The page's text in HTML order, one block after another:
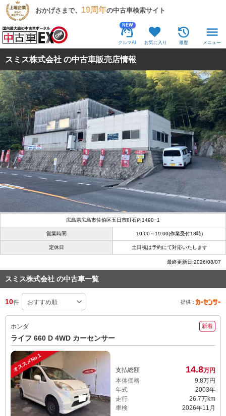
おかげさまで、 19周年の中古車検索サイト
NEW
クルマAI お気に入り 履歴 メニュー
スミス株式会社 の中古車販売店情報
広島県広島市佐伯区五日市町石内1490−1
営業時間 10:00～19:00(作業受付18時)
定休日 土日祝は予約にて対応いたします
最終更新日:2026/08/07
スミス株式会社 の中古車一覧
10件 提供：
ホンダ 新着
ライフ 660 D 4WD カーセンサー
オススメNo.1 支払総額 14.8万円
本体価格
9.8万円
年式
2003年
走行
26.7万km
車検
2026年11月